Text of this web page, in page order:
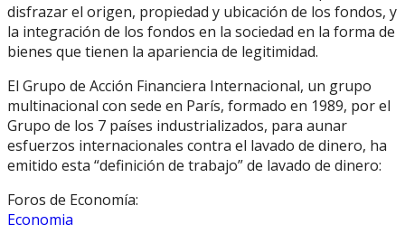
disfrazar el origen, propiedad y ubicación de los fondos, y
la integración de los fondos en la sociedad en la forma de
bienes que tienen la apariencia de legitimidad.
El Grupo de Acción Financiera Internacional, un grupo
multinacional con sede en París, formado en 1989, por el
Grupo de los 7 países industrializados, para aunar
esfuerzos internacionales contra el lavado de dinero, ha
emitido esta “definición de trabajo” de lavado de dinero:
Foros de Economía:
Economia